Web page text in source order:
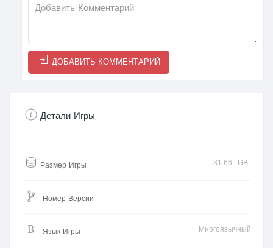
ДОБАВИТЬ КОММЕНТАРИЙ
Детали Игры
Размер Игры 31.66 GB
Номер Версии
Язык Игры Многоязычный